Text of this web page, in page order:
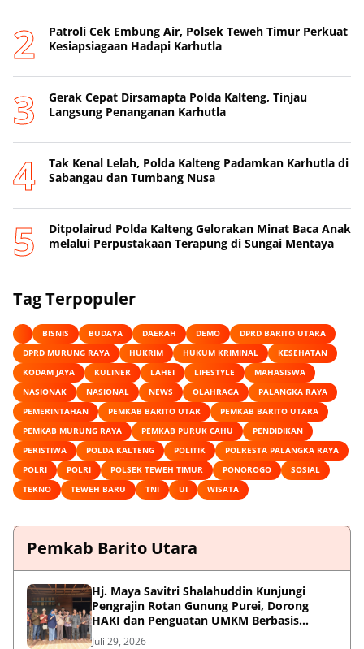
Patroli Cek Embung Air, Polsek Teweh Timur Perkuat
Kesiapsiagaan Hadapi Karhutla
Gerak Cepat Dirsamapta Polda Kalteng, Tinjau
Langsung Penanganan Karhutla
Tak Kenal Lelah, Polda Kalteng Padamkan Karhutla di
Sabangau dan Tumbang Nusa
Ditpolairud Polda Kalteng Gelorakan Minat Baca Anak
melalui Perpustakaan Terapung di Sungai Mentaya
Tag Terpopuler
BISNIS BUDAYA DAERAH DEMO
DPRD BARITO UTARA
DPRD MURUNG RAYA
HUKRIM HUKUM KRIMINAL
KESEHATAN
KODAM JAYA
KULINER LAHEI LIFESTYLE
MAHASISWA
NASIONAK
NASIONAL NEWS OLAHRAGA
PALANGKA RAYA
PEMERINTAHAN
PEMKAB BARITO UTAR
PEMKAB BARITO UTARA
PEMKAB MURUNG RAYA
PEMKAB PURUK CAHU
PENDIDIKAN
PERISTIWA
POLDA KALTENG POLITIK
POLRESTA PALANGKA RAYA
POLRI
POLRI POLSEK TEWEH TIMUR PONOROGO
SOSIAL
TEKNO
TEWEH BARU TNI UI WISATA
Pemkab Barito Utara
Hj. Maya Savitri Shalahuddin Kunjungi
Pengrajin Rotan Gunung Purei, Dorong
HAKI dan Penguatan UMKM Berbasis
Kearifan Lokal
Juli 29, 2026